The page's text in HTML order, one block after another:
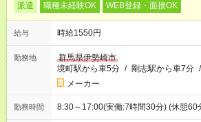
派遣 職種未経験OK WEB登録・面接OK
給与 時給1550円
勤務地
群馬県伊勢崎市
境町駅から車5分 / 剛志駅から車7分 /
メーカー
勤務時間 8:30～17:00(実働:7時間30分) (休憩60